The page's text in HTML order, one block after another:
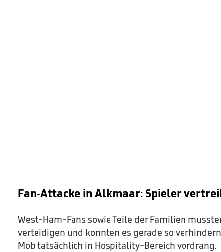
Fan-Attacke in Alkmaar: Spieler
West-Ham-Fans sowie Teile der Familien
verteidigen und konnten es gerade so
Mob tatsächlich in Hospitality-Bereich vordrang.